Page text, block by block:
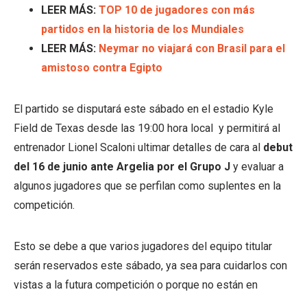
LEER MÁS: TOP 10 de jugadores con más
partidos en la historia de los Mundiales
LEER MÁS: Neymar no viajará con Brasil para el
amistoso contra Egipto
El partido se disputará este sábado en el estadio Kyle
Field de Texas desde las 19:00 hora local y permitirá al
entrenador Lionel Scaloni ultimar detalles de cara al debut
del 16 de junio ante Argelia por el Grupo J y evaluar a
algunos jugadores que se perfilan como suplentes en la
competición.
Esto se debe a que varios jugadores del equipo titular
serán reservados este sábado, ya sea para cuidarlos con
vistas a la futura competición o porque no están en